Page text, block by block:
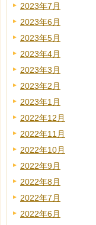
2023年7月
2023年6月
2023年5月
2023年4月
2023年3月
2023年2月
2023年1月
2022年12月
2022年11月
2022年10月
2022年9月
2022年8月
2022年7月
2022年6月